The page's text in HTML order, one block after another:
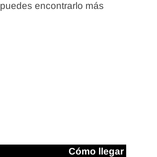
encontrarlo más
Cómo llegar